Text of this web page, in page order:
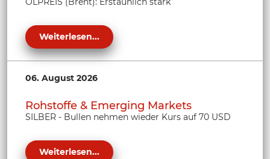
Weiterlesen...
06. August 2026
Rohstoffe & Emerging Markets
SILBER - Bullen nehmen wieder Kurs auf 70 USD
Weiterlesen...